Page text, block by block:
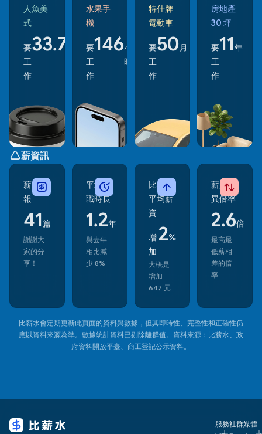
人魚美
式
要
工
作
33.7
水果手
機
要
工
作
146小
時
特仕牌
電動車
要
工
作
50 月
房地產
30 坪
要
工
作
11年
薪資訊
薪水情
報
41篇
謝謝大
家的分
享！
平均在
職時長
1.2年
與去年
相比減
少 8%
比去年
平均薪
資
增
加
2%
大概是
增加
647 元
薪資差
異倍率
2.6倍
最高最
低薪相
差的倍
率
比薪水會定期更新此頁面的資料與數據，但其即時性、完整性和正確性仍
應以資料來源為準。數據統計資料已剔除離群值。資料來源：比薪水、政
府資料開放平臺、商工登記公示資料。
服務社群媒體